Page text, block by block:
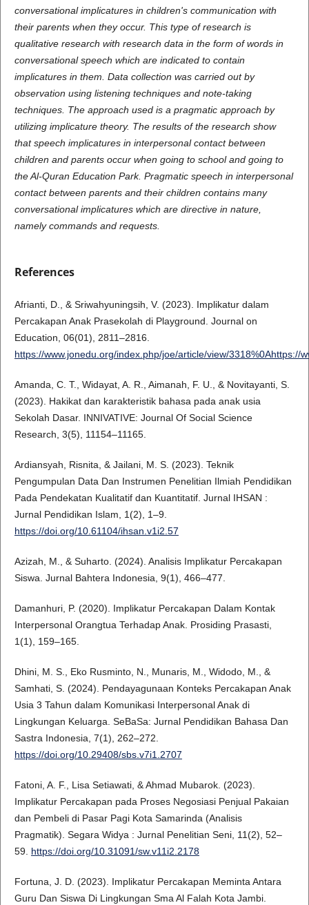
conversational implicatures in children's communication with
their parents when they occur. This type of research is
qualitative research with research data in the form of words in
conversational speech which are indicated to contain
implicatures in them. Data collection was carried out by
observation using listening techniques and note-taking
techniques. The approach used is a pragmatic approach by
utilizing implicature theory. The results of the research show
that speech implicatures in interpersonal contact between
children and parents occur when going to school and going to
the Al-Quran Education Park. Pragmatic speech in interpersonal
contact between parents and their children contains many
conversational implicatures which are directive in nature,
namely commands and requests.
References
Afrianti, D., & Sriwahyuningsih, V. (2023). Implikatur dalam
Percakapan Anak Prasekolah di Playground. Journal on
Education, 06(01), 2811–2816.
https://www.jonedu.org/index.php/joe/article/view/
Amanda, C. T., Widayat, A. R., Aimanah, F. U., & Novitayanti, S.
(2023). Hakikat dan karakteristik bahasa pada anak usia
Sekolah Dasar. INNIVATIVE: Journal Of Social Science
Research, 3(5), 11154–11165.
Ardiansyah, Risnita, & Jailani, M. S. (2023). Teknik
Pengumpulan Data Dan Instrumen Penelitian Ilmiah Pendidikan
Pada Pendekatan Kualitatif dan Kuantitatif. Jurnal IHSAN :
Jurnal Pendidikan Islam, 1(2), 1–9.
https://doi.org/10.61104/ihsan.v1i2.57
Azizah, M., & Suharto. (2024). Analisis Implikatur Percakapan
Siswa. Jurnal Bahtera Indonesia, 9(1), 466–477.
Damanhuri, P. (2020). Implikatur Percakapan Dalam Kontak
Interpersonal Orangtua Terhadap Anak. Prosiding Prasasti,
1(1), 159–165.
Dhini, M. S., Eko Rusminto, N., Munaris, M., Widodo, M., &
Samhati, S. (2024). Pendayagunaan Konteks Percakapan Anak
Usia 3 Tahun dalam Komunikasi Interpersonal Anak di
Lingkungan Keluarga. SeBaSa: Jurnal Pendidikan Bahasa Dan
Sastra Indonesia, 7(1), 262–272.
https://doi.org/10.29408/sbs.v7i1.2707
Fatoni, A. F., Lisa Setiawati, & Ahmad Mubarok. (2023).
Implikatur Percakapan pada Proses Negosiasi Penjual Pakaian
dan Pembeli di Pasar Pagi Kota Samarinda (Analisis
Pragmatik). Segara Widya : Jurnal Penelitian Seni, 11(2), 52–
59. https://doi.org/10.31091/sw.v11i2.2178
Fortuna, J. D. (2023). Implikatur Percakapan Meminta Antara
Guru Dan Siswa Di Lingkungan Sma Al Falah Kota Jambi.